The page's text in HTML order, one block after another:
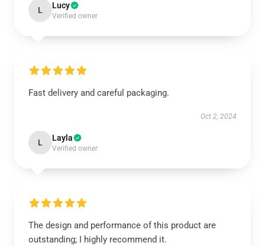
L Lucy
Verified owner
Fast delivery and careful packaging.
Oct 2, 2024
L Layla
Verified owner
The design and performance of this product are
outstanding; I highly recommend it.